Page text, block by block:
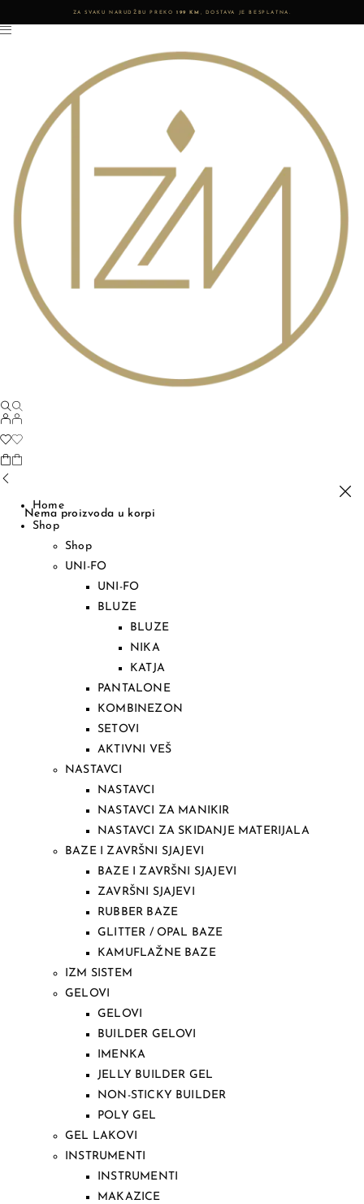
ZA SVAKU NARUDŽBU PREKO 199 KM , DOSTAVA JE BESPLATNA.
Nema proizvoda u korpi
Home
Shop
Shop
UNI-FO
UNI-FO
BLUZE
BLUZE
NIKA
KATJA
PANTALONE
KOMBINEZON
SETOVI
AKTIVNI VEŠ
NASTAVCI
NASTAVCI
NASTAVCI ZA MANIKIR
NASTAVCI ZA SKIDANJE MATERIJALA
BAZE I ZAVRŠNI SJAJEVI
BAZE I ZAVRŠNI SJAJEVI
ZAVRŠNI SJAJEVI
RUBBER BAZE
GLITTER / OPAL BAZE
KAMUFLAŽNE BAZE
IZM SISTEM
GELOVI
GELOVI
BUILDER GELOVI
IMENKA
JELLY BUILDER GEL
NON-STICKY BUILDER
POLY GEL
GEL LAKOVI
INSTRUMENTI
INSTRUMENTI
MAKAZICE